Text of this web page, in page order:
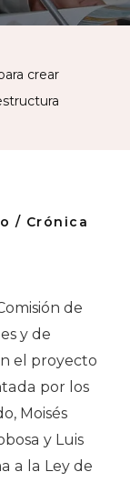
De
Para
Del
crear
/ Crónica
de
y de
el proyecto
por los
Moisés
y Luis
a la Ley de